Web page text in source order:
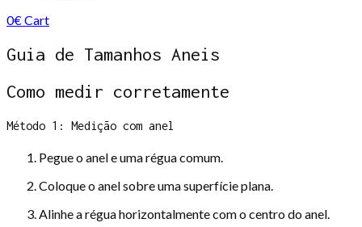
0€Cart
Guia de Tamanhos Aneis
Como medir corretamente
Método 1: Medição com anel
Pegue o anel e uma régua comum.
Coloque o anel sobre uma superfície plana.
Alinhe a régua horizontalmente com o centro do anel.